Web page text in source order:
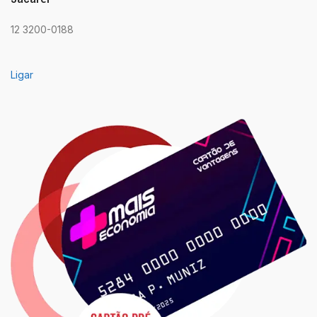
12 3200-0188
Ligar